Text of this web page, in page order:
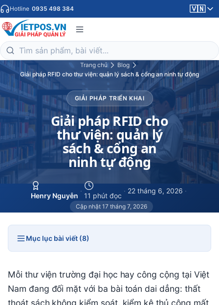
Hotline 0935 498 384 🇻🇳
Trang chủ
Blog
Giải pháp RFID cho thư viện: quản lý sách & cổng an ninh tự động
GIẢI PHÁP TRIỂN KHAI
Giải pháp RFID cho
thư viện: quản lý
sách & cổng an
ninh tự động
Henry Nguyễn
·
11 phút đọc
· 22 tháng 6, 2026 ·
Cập nhật 17 tháng 7, 2026
Mục lục bài viết (8)
Mỗi thư viện trường đại học hay công cộng tại Việt
Nam đang đối mặt với ba bài toán dai dẳng: thất
thoát sách không kiểm soát, kiểm kê thủ công mất